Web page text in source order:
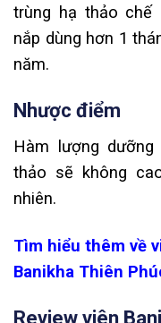
trùng hạ thảo chế
nắp dùng hơn 1
năm.
Nhược điểm
Hàm lượng
thảo sẽ không
nhiên.
Tìm hiểu thêm về
Banikha Thiên
Review viên